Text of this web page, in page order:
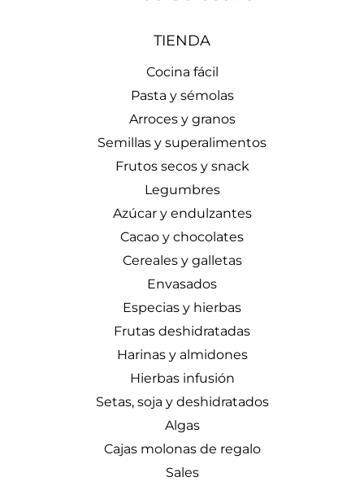
TIENDA
Cocina fácil
Pasta y sémolas
Arroces y granos
Semillas y superalimentos
Frutos secos y snack
Legumbres
Azúcar y endulzantes
Cacao y chocolates
Cereales y galletas
Envasados
Especias y hierbas
Frutas deshidratadas
Harinas y almidones
Hierbas infusión
Setas, soja y deshidratados
Algas
Cajas molonas de regalo
Sales